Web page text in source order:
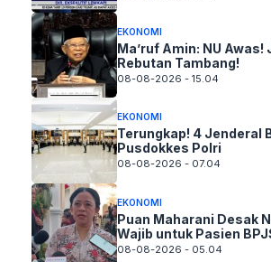
EKONOMI
Ma’ruf Amin: NU Awas!
Rebutan Tambang!
08-08-2026 - 15.04
EKONOMI
Terungkap! 4 Jenderal
Pusdokkes Polri
08-08-2026 - 07.04
EKONOMI
Puan Maharani Desak
Wajib untuk Pasien
08-08-2026 - 05.04